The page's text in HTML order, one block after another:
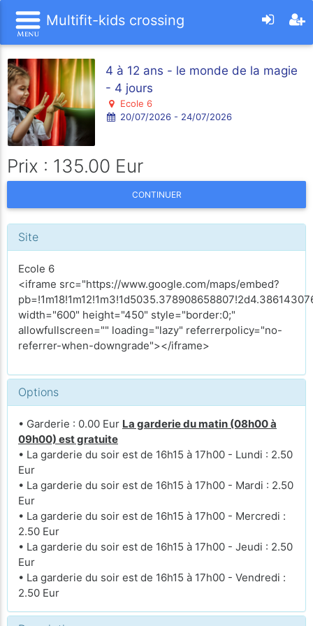
Multifit-kids crossing
4 à 12 ans - le monde de la magie
- 4 jours
Ecole 6
20/07/2026 - 24/07/2026
Prix : 135.00 Eur
CONTINUER
Site
Ecole 6
<iframe src="https://www.google.com/maps/embed?
width="600" height="450" style="border:0;"
allowfullscreen="" loading="lazy" referrerpolicy="no-
referrer-when-downgrade"></iframe>
Options
• Garderie : 0.00 Eur La garderie du matin (08h00 à
09h00) est gratuite
• La garderie du soir est de 16h15 à 17h00 - Lundi : 2.50
Eur
• La garderie du soir est de 16h15 à 17h00 - Mardi : 2.50
Eur
• La garderie du soir est de 16h15 à 17h00 - Mercredi :
2.50 Eur
• La garderie du soir est de 16h15 à 17h00 - Jeudi : 2.50
Eur
• La garderie du soir est de 16h15 à 17h00 - Vendredi :
2.50 Eur